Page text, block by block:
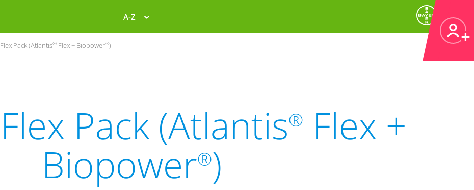
A-Z
Flex Pack (Atlantis® Flex + Biopower®)
Flex Pack (Atlantis® Flex +
Biopower®)